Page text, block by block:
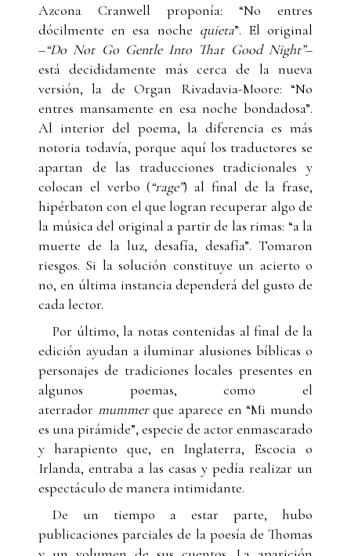
Azcona Cranwell proponía: “No entres
dócilmente en esa noche quieta”. El original
–“Do Not Go Gentle Into That Good Night”–
está decididamente más cerca de la nueva
versión, la de Organ Rivadavia-Moore: “No
entres mansamente en esa noche bondadosa”.
Al interior del poema, la diferencia es más
notoria todavía, porque aquí los traductores se
apartan de las traducciones tradicionales y
colocan el verbo (“rage”) al final de la frase,
hipérbaton con el que logran recuperar algo de
la música del original a partir de las rimas: “a la
muerte de la luz, desafía, desafía”. Tomaron
riesgos. Si la solución constituye un acierto o
no, en última instancia dependerá del gusto de
cada lector.
Por último, la notas contenidas al final de la
edición ayudan a iluminar alusiones bíblicas o
personajes de tradiciones locales presentes en
algunos poemas, como el
aterrador mummerque aparece en “Mi mundo
es una pirámide”, especie de actor enmascarado
y harapiento que, en Inglaterra, Escocia o
Irlanda, entraba a las casas y pedía realizar un
espectáculo de manera intimidante.
De un tiempo a estar parte, hubo
publicaciones parciales de la poesía de Thomas